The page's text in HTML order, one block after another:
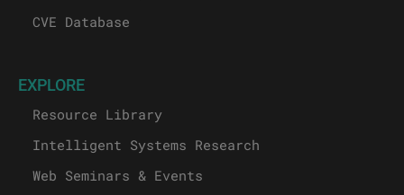
CVE Database
EXPLORE
Resource Library
Intelligent Systems Research
Web Seminars & Events